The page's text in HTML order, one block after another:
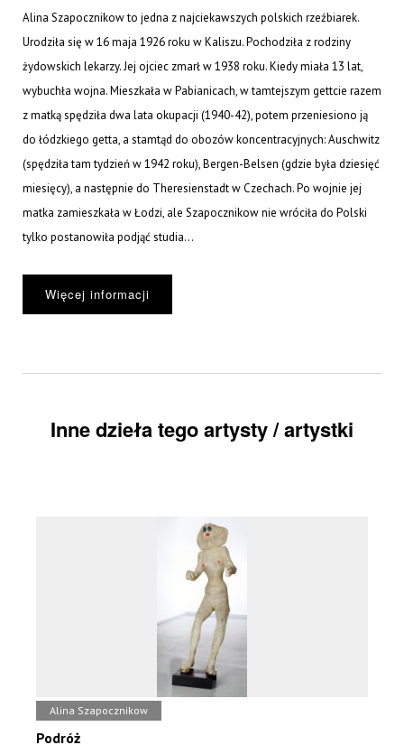
Alina Szapocznikow to jedna z najciekawszych polskich rzeźbiarek.
Urodziła się w 16 maja 1926 roku w Kaliszu. Pochodziła z rodziny
żydowskich lekarzy. Jej ojciec zmarł w 1938 roku. Kiedy miała 13 lat,
wybuchła wojna. Mieszkała w Pabianicach, w tamtejszym gettcie razem
z matką spędziła dwa lata okupacji (1940-42), potem przeniesiono ją
do łódzkiego getta, a stamtąd do obozów koncentracyjnych: Auschwitz
(spędziła tam tydzień w 1942 roku), Bergen-Belsen (gdzie była dziesięć
miesięcy), a następnie do Theresienstadt w Czechach. Po wojnie jej
matka zamieszkała w Łodzi, ale Szapocznikow nie wróciła do Polski
tylko postanowiła podjąć studia...
Więcej informacji
Inne dzieła tego artysty / artystki
Alina Szapocznikow
Podróż